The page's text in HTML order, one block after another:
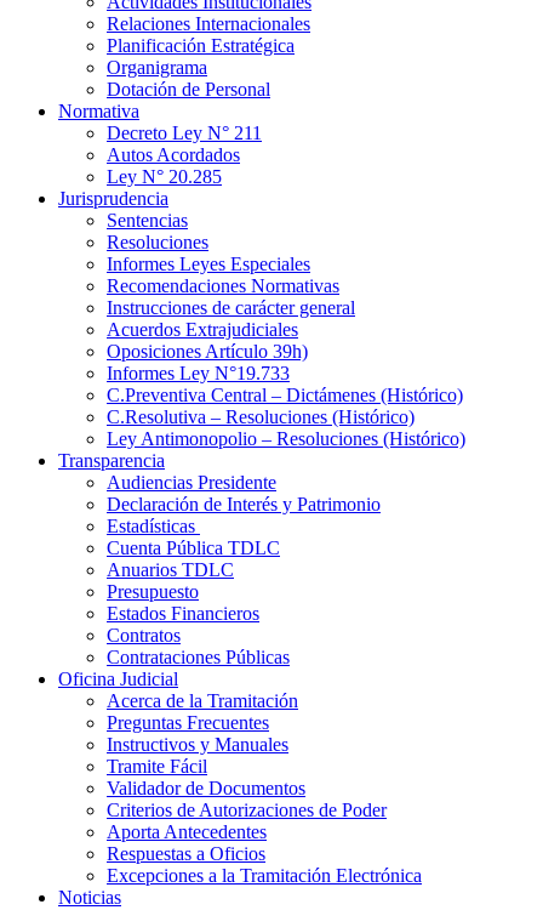
Relaciones Internacionales
Planificación Estratégica
Organigrama
Dotación de Personal
Normativa
Decreto Ley N° 211
Autos Acordados
Ley N° 20.285
Jurisprudencia
Sentencias
Resoluciones
Informes Leyes Especiales
Recomendaciones Normativas
Instrucciones de carácter general
Acuerdos Extrajudiciales
Oposiciones Artículo 39h)
Informes Ley N°19.733
C.Preventiva Central – Dictámenes (Histórico)
C.Resolutiva – Resoluciones (Histórico)
Ley Antimonopolio – Resoluciones (Histórico)
Transparencia
Audiencias Presidente
Declaración de Interés y Patrimonio
Estadísticas
Cuenta Pública TDLC
Anuarios TDLC
Presupuesto
Estados Financieros
Contratos
Contrataciones Públicas
Oficina Judicial
Acerca de la Tramitación
Preguntas Frecuentes
Instructivos y Manuales
Tramite Fácil
Validador de Documentos
Criterios de Autorizaciones de Poder
Aporta Antecedentes
Respuestas a Oficios
Excepciones a la Tramitación Electrónica
Noticias